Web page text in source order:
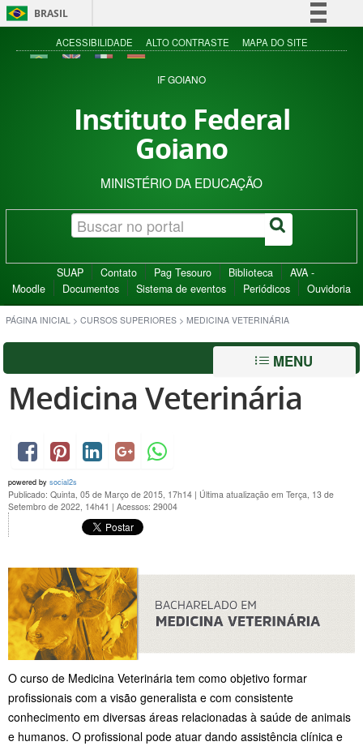
BRASIL
Simplifique!
Acesso à informação
ACESSIBILIDADE ALTO CONTRASTE MAPA DO SITE
IF GOIANO
Instituto Federal
Goiano
MINISTÉRIO DA EDUCAÇÃO
SUAP Contato Pag Tesouro Biblioteca
AVA -
Moodle
Documentos Sistema de eventos Periódicos Ouvidoria
PÁGINA INICIAL > CURSOS SUPERIORES > MEDICINA VETERINÁRIA
MENU
Medicina Veterinária
powered by social2s
Publicado: Quinta, 05 de Março de 2015, 17h14 | Última atualização em Terça, 13 de
Setembro de 2022, 14h41 | Acessos: 29004
O curso de Medicina Veterinária tem como objetivo formar
profissionais com a visão generalista e com consistente
conhecimento em diversas áreas relacionadas à saúde de animais
e humanos. O profissional pode atuar dando assistência clínica e